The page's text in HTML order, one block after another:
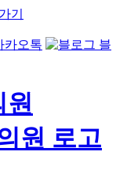
기
카오톡
블
원